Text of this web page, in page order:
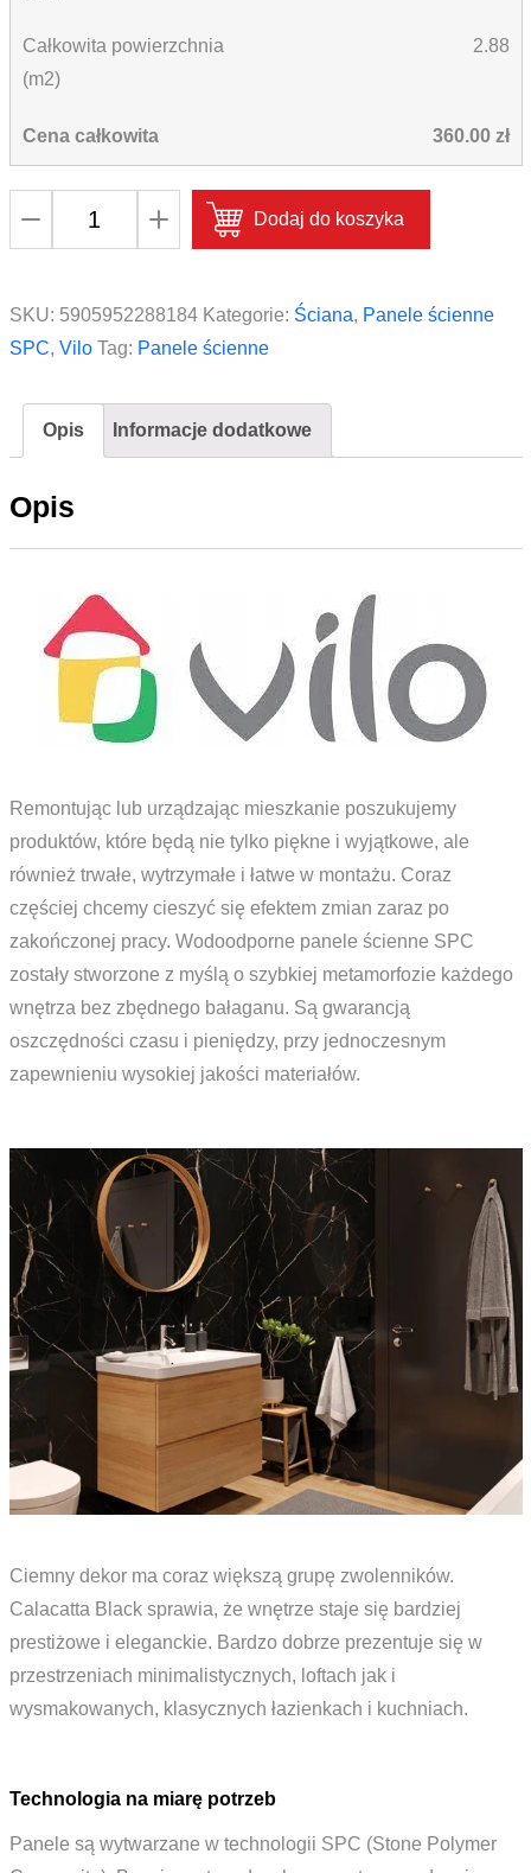
Całkowita powierzchnia
(m2)
2.88
Cena całkowita 360.00 zł
SPC
VILO
Black
60X120
Dodaj do koszyka
SKU: 5905952288184 Kategorie: Ściana, Panele ścienne
SPC, Vilo Tag: Panele ścienne
Opis Informacje dodatkowe
Opis
Remontując lub urządzając mieszkanie poszukujemy
produktów, które będą nie tylko piękne i wyjątkowe, ale
również trwałe, wytrzymałe i łatwe w montażu. Coraz
częściej chcemy cieszyć się efektem zmian zaraz po
zakończonej pracy. Wodoodporne panele ścienne SPC
zostały stworzone z myślą o szybkiej metamorfozie każdego
wnętrza bez zbędnego bałaganu. Są gwarancją
oszczędności czasu i pieniędzy, przy jednoczesnym
zapewnieniu wysokiej jakości materiałów.
Ciemny dekor ma coraz większą grupę zwolenników.
Calacatta Black sprawia, że wnętrze staje się bardziej
prestiżowe i eleganckie. Bardzo dobrze prezentuje się w
przestrzeniach minimalistycznych, loftach jak i
wysmakowanych, klasycznych łazienkach i kuchniach.
Technologia na miarę potrzeb
Panele są wytwarzane w technologii SPC (Stone Polymer